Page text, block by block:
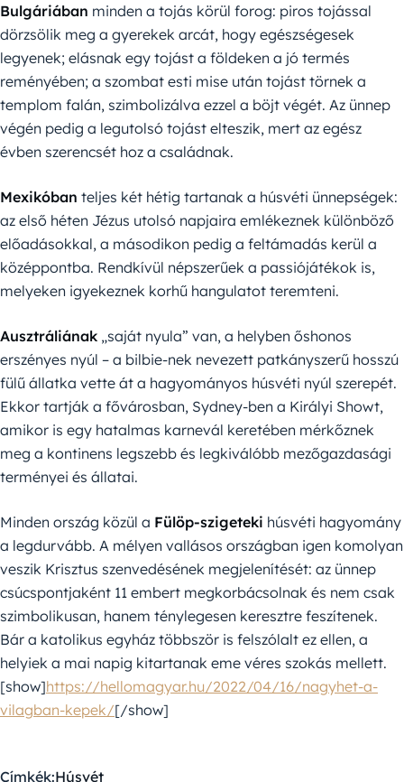
Bulgáriában minden a tojás körül forog: piros tojással
dörzsölik meg a gyerekek arcát, hogy egészségesek
legyenek; elásnak egy tojást a földeken a jó termés
reményében; a szombat esti mise után tojást törnek a
templom falán, szimbolizálva ezzel a böjt végét. Az ünnep
végén pedig a legutolsó tojást elteszik, mert az egész
évben szerencsét hoz a családnak.
Mexikóban teljes két hétig tartanak a húsvéti ünnepségek:
az első héten Jézus utolsó napjaira emlékeznek különböző
előadásokkal, a másodikon pedig a feltámadás kerül a
középpontba. Rendkívül népszerűek a passiójátékok is,
melyeken igyekeznek korhű hangulatot teremteni.
Ausztráliának „saját nyula” van, a helyben őshonos
erszényes nyúl – a bilbie-nek nevezett patkányszerű hosszú
fülű állatka vette át a hagyományos húsvéti nyúl szerepét.
Ekkor tartják a fővárosban, Sydney-ben a Királyi Showt,
amikor is egy hatalmas karnevál keretében mérkőznek
meg a kontinens legszebb és legkiválóbb mezőgazdasági
terményei és állatai.
Minden ország közül a Fülöp-szigeteki húsvéti hagyomány
a legdurvább. A mélyen vallásos országban igen komolyan
veszik Krisztus szenvedésének megjelenítését: az ünnep
csúcspontjaként 11 embert megkorbácsolnak és nem csak
szimbolikusan, hanem ténylegesen keresztre feszítenek.
Bár a katolikus egyház többször is felszólalt ez ellen, a
helyiek a mai napig kitartanak eme véres szokás mellett.
[show]https://hellomagyar.hu/2022/04/16/nagyhet-a-
vilagban-kepek/[/show]
Címkék:Húsvét